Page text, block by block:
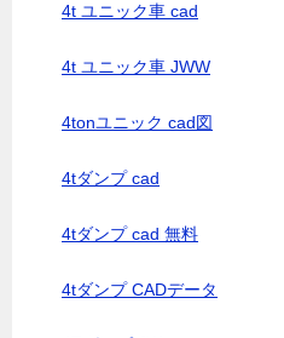
4t ユニック車 cad
4t ユニック車 JWW
4tonユニック cad図
4tダンプ cad
4tダンプ cad 無料
4tダンプ CADデータ